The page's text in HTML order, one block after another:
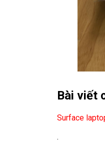
Bài viết
Surface
.